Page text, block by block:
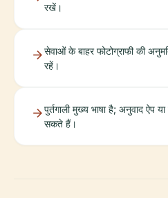
रखें।
सेवाओं के बाहर फोटोग्राफी की
रहें।
पुर्तगाली मुख्य भाषा है; अनुवाद ऐप
सकते हैं।